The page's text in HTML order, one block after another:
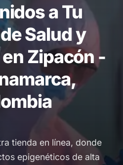
a Tu
Salud y
Zipacón -
tienda en línea, donde
epigenéticos de alta